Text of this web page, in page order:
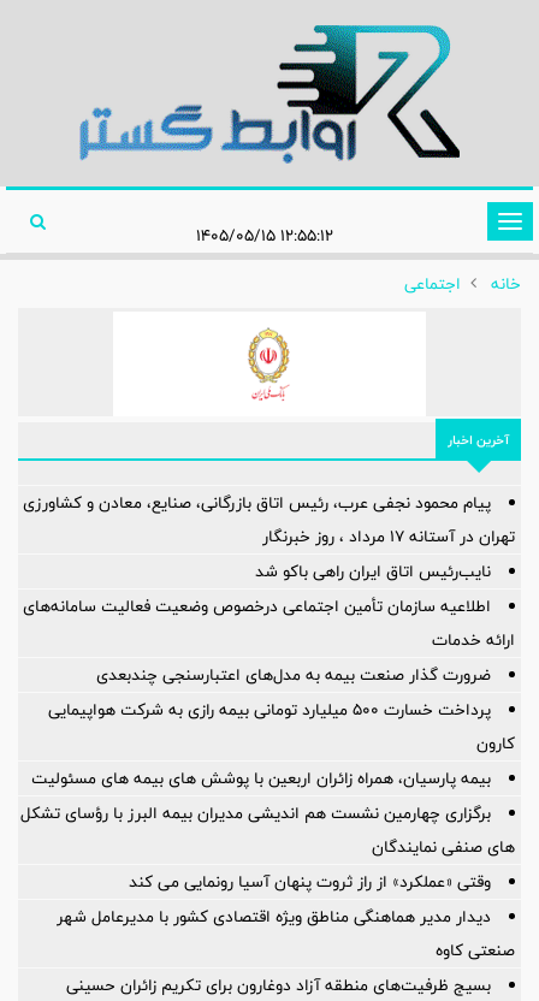
تغییر
وضعیت
ناوبری
۱۲:۵۵:۱۲ ۱۴۰۵/۰۵/۱۵
خانه
اجتماعی
آخرین اخبار
پیام محمود نجفی عرب، رئیس اتاق بازرگانی، صنایع، معادن و کشاورزی
تهران در آستانه 17 مرداد ، روز خبرنگار
نایب‌رئیس اتاق ایران راهی باکو شد
اطلاعیه سازمان تأمین اجتماعی درخصوص وضعیت فعالیت سامانه‌های
ارائه خدمات
ضرورت گذار صنعت بیمه به مدل‌های اعتبارسنجی چندبعدی
پرداخت خسارت ۵۰۰ میلیارد تومانی بیمه رازی به شرکت هواپیمایی
کارون
بیمه پارسیان، همراه زائران اربعین با پوشش های بیمه های مسئولیت
برگزاری چهارمین نشست هم اندیشی مدیران بیمه البرز با رؤسای تشکل
های صنفی نمایندگان
وقتی «عملکرد» از راز ثروت پنهان آسیا رونمایی می کند
دیدار مدیر هماهنگی مناطق ویژه اقتصادی کشور با مدیرعامل شهر
صنعتی کاوه
بسیج ظرفیت‌های منطقه آزاد دوغارون برای تکریم زائران حسینی